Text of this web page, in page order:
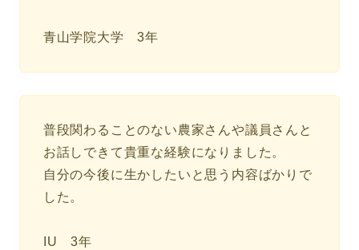
青山学院大学 3年
普段関わることのない農家さんや議員さんと
お話しできて貴重な経験になりました。
自分の今後に生かしたいと思う内容ばかりで
した。
IU 3年